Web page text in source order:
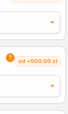
?
od +500,00 zl